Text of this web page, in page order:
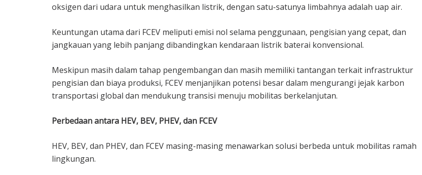
oksigen dari udara untuk menghasilkan listrik, dengan satu-satunya limbahnya adalah uap air.
Keuntungan utama dari FCEV meliputi emisi nol selama penggunaan, pengisian yang cepat, dan
jangkauan yang lebih panjang dibandingkan kendaraan listrik baterai konvensional.
Meskipun masih dalam tahap pengembangan dan masih memiliki tantangan terkait infrastruktur
pengisian dan biaya produksi, FCEV menjanjikan potensi besar dalam mengurangi jejak karbon
transportasi global dan mendukung transisi menuju mobilitas berkelanjutan.
Perbedaan antara HEV, BEV, PHEV, dan FCEV
HEV, BEV, dan PHEV, dan FCEV masing-masing menawarkan solusi berbeda untuk mobilitas ramah
lingkungan.